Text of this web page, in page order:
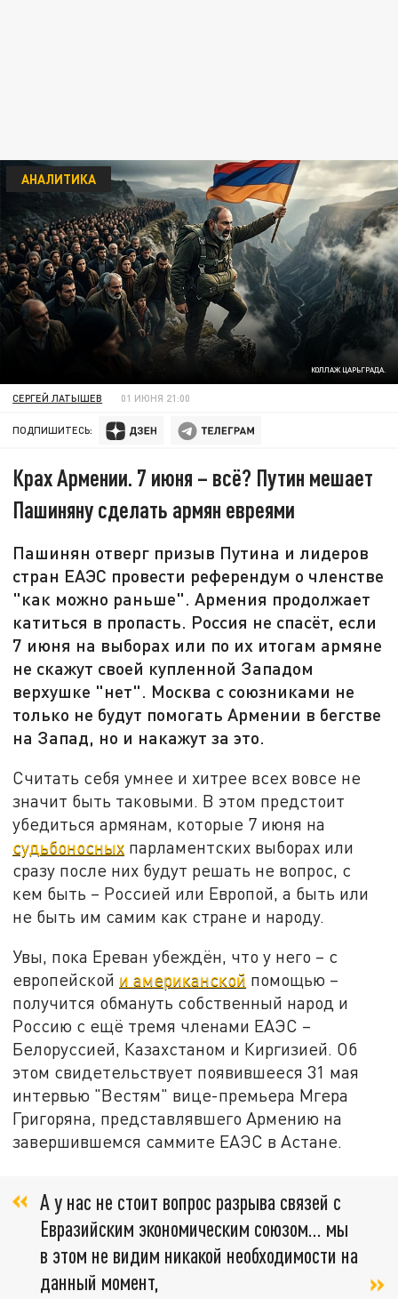
КОЛЛАЖ ЦАРЬГРАДА.
АНАЛИТИКА
СЕРГЕЙ ЛАТЫШЕВ 01 ИЮНЯ 21:00
ПОДПИШИТЕСЬ:
Крах Армении. 7 июня – всё? Путин мешает
Пашиняну сделать армян евреями
Пашинян отверг призыв Путина и лидеров
стран ЕАЭС провести референдум о членстве
"как можно раньше". Армения продолжает
катиться в пропасть. Россия не спасёт, если
7 июня на выборах или по их итогам армяне
не скажут своей купленной Западом
верхушке "нет". Москва с союзниками не
только не будут помогать Армении в бегстве
на Запад, но и накажут за это.
Считать себя умнее и хитрее всех вовсе не
значит быть таковыми. В этом предстоит
убедиться армянам, которые 7 июня на
судьбоносных парламентских выборах или
сразу после них будут решать не вопрос, с
кем быть – Россией или Европой, а быть или
не быть им самим как стране и народу.
Увы, пока Ереван убеждён, что у него – с
европейской и американской помощью –
получится обмануть собственный народ и
Россию с ещё тремя членами ЕАЭС –
Белоруссией, Казахстаном и Киргизией. Об
этом свидетельствует появившееся 31 мая
интервью "Вестям" вице-премьера Мгера
Григоряна, представлявшего Армению на
завершившемся саммите ЕАЭС в Астане.
А у нас не стоит вопрос разрыва связей с
Евразийским экономическим союзом… мы
в этом не видим никакой необходимости на
данный момент,